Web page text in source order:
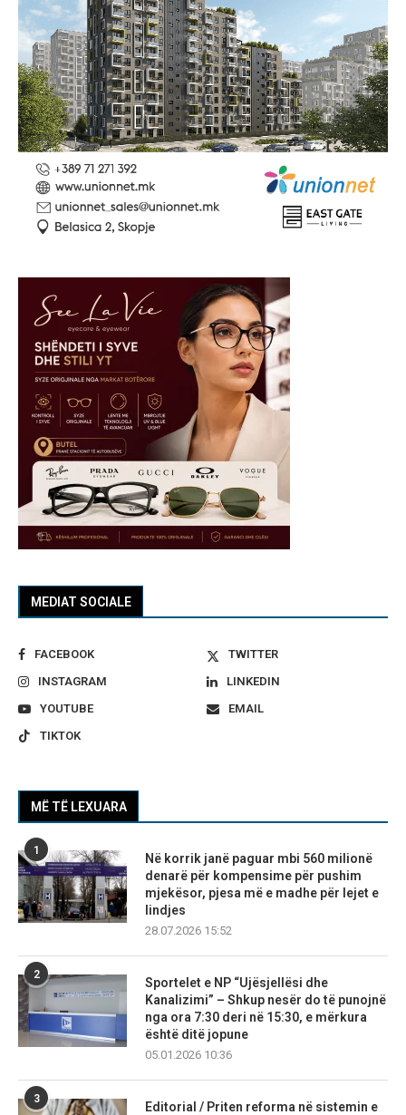
MEDIAT SOCIALE
FACEBOOK
TWITTER
INSTAGRAM
LINKEDIN
YOUTUBE
EMAIL
TIKTOK
MË TË LEXUARA
1
Në korrik janë paguar mbi 560 milionë
denarë për kompensime për pushim
mjekësor, pjesa më e madhe për lejet e
lindjes
28.07.2026 15:52
2
Sportelet e NP “Ujësjellësi dhe
Kanalizimi” – Shkup nesër do të punojnë
nga ora 7:30 deri në 15:30, e mërkura
është ditë jopune
05.01.2026 10:36
3
Editorial / Priten reforma në sistemin e